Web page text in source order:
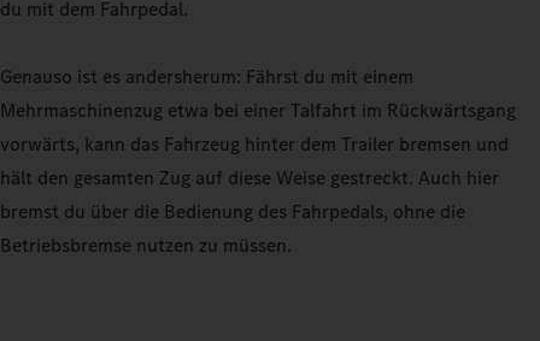
du mit dem Fahrpedal.
Genauso ist es andersherum: Fährst du mit einem
Mehrmaschinenzug etwa bei einer Talfahrt im Rückwärtsgang
vorwärts, kann das Fahrzeug hinter dem Trailer bremsen und
hält den gesamten Zug auf diese Weise gestreckt. Auch hier
bremst du über die Bedienung des Fahrpedals, ohne die
Betriebsbremse nutzen zu müssen.